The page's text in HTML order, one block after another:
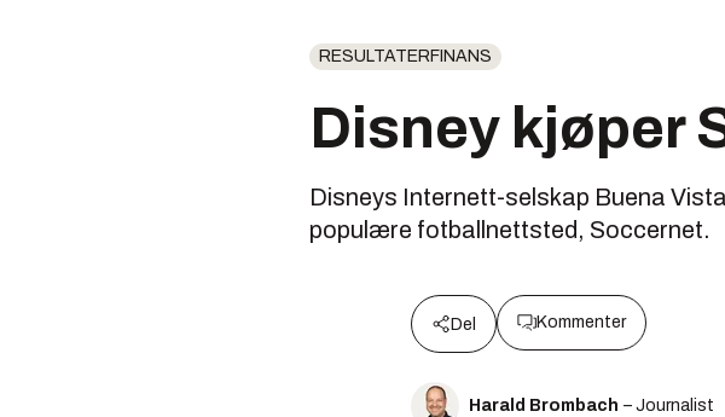
RESULTATERFINANS
Disney kjøper
Disneys Internett-selskap Buena
populære fotballnettsted, Soccernet.
Del Kommenter
Harald Brombach – Journalist